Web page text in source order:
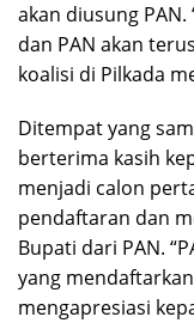
akan diusung
dan PAN akan
koalisi di Pilkada
Ditempat yang
berterima kasih
menjadi calon
pendaftaran dan
Bupati dari PAN.
yang
mengapresiasi